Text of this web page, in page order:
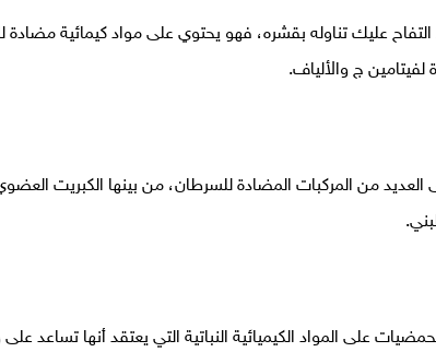
عليك تناوله بقشره، فهو يحتوي على مواد كيمائية
ج والألياف.
من المركبات المضادة للسرطان، من بينها الكبريت
على المواد الكيميائية النباتية التي يعتقد أنها تساعد